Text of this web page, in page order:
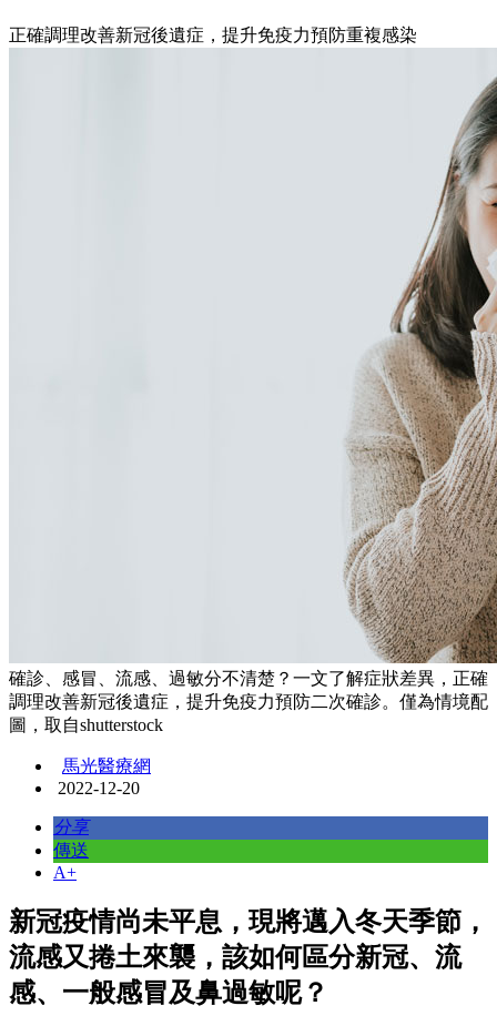
正確調理改善新冠後遺症，提升免疫力預防重複感染
確診、感冒、流感、過敏分不清楚？一文了解症狀差異，正確
調理改善新冠後遺症，提升免疫力預防二次確診。僅為情境配
圖，取自shutterstock
馬光醫療網
2022-12-20
分享
傳送
A+
新冠疫情尚未平息，現將邁入冬天季節，
流感又捲土來襲，該如何區分新冠、流
感、一般感冒及鼻過敏呢？